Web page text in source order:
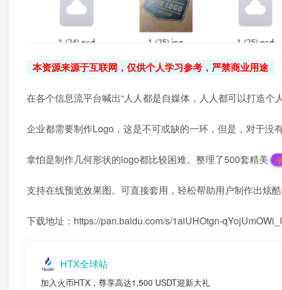
本资源来源于互联网，仅供个人学习参考，严禁商业用途
在各个信息流平台喊出“人人都是自媒体，人人都可以打造个
企业都需要制作Logo，这是不可或缺的一环，但是，对于没
拿怕是制作几何形状的logo都比较困难。整理了500套精美
支持在线预览效果图。可直接套用，轻松帮助用户制作出炫酷
下载地址：https://pan.baidu.com/s/1aiUHOtgn-
HTX全球站
加入火币HTX，尊享高达1,500 USDT迎新大礼